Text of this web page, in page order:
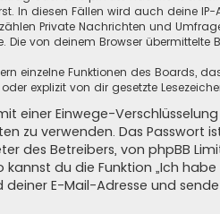
In diesen Fällen wird auch deine
Private Nachrichten und
Die von deinem Browser
einzelne Funktionen des Boards,
explizit von dir gesetzte
einer Einwege-
zu verwenden. Das
des Betreibers, von phpBB
kannst du die Funktion „Ich
deiner E-Mail-Adresse und